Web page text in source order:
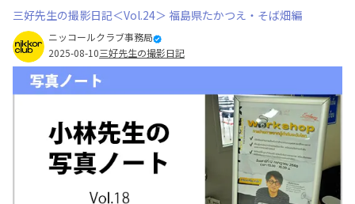
三好先生の撮影日記＜Vol.24＞ 福島県たかつえ・そば畑編
ニッコールクラブ事務局
2025-08-10三好先生の撮影日記